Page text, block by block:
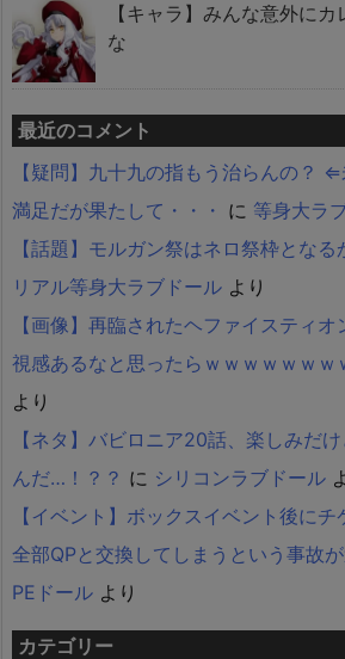
【キャラ】みんな意外に
な
最近のコメント
【疑問】九十九の指もう治らんの？
満足だが果たして・・・ に 等身大ラ
【話題】モルガン祭はネロ祭枠とな
リアル等身大ラブドール より
【画像】再臨されたヘファイスティ
視感あるなと思ったらｗｗｗｗｗｗｗ
より
【ネタ】バビロニア20話、楽しみだ
んだ…！？？ に シリコンラブドール
【イベント】ボックスイベント後に
全部QPと交換してしまうという事故
PEドール より
カテゴリー